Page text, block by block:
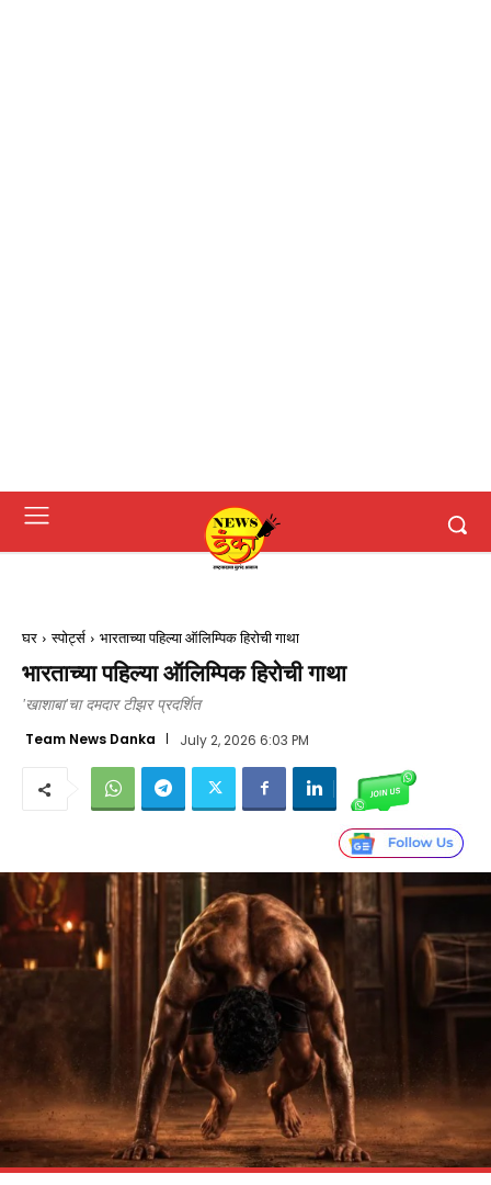
घर स्पोर्ट्स भारताच्या पहिल्या ऑलिम्पिक हिरोची गाथा
भारताच्या पहिल्या ऑलिम्पिक हिरोची गाथा
'खाशाबा'चा दमदार टीझर प्रदर्शित
Team News Danka July 2, 2026 6:03 PM